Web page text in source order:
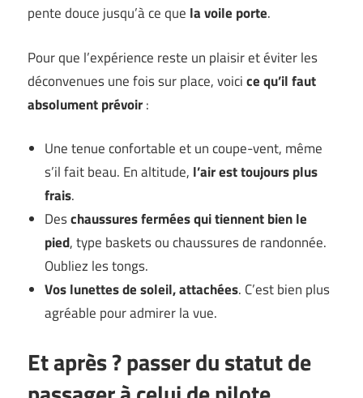
pente douce jusqu’à ce que la voile porte.
Pour que l’expérience reste un plaisir et éviter les
déconvenues une fois sur place, voicice qu’il faut
absolument prévoir:
Une tenue confortable et un coupe-vent, même
s’il fait beau. En altitude, l’air est toujours plus
frais.
Deschaussures fermées qui tiennent bien le
pied, type baskets ou chaussures de randonnée.
Oubliez les tongs.
Vos lunettes de soleil, attachées. C’est bien plus
agréable pour admirer la vue.
Et après ? passer du statut de